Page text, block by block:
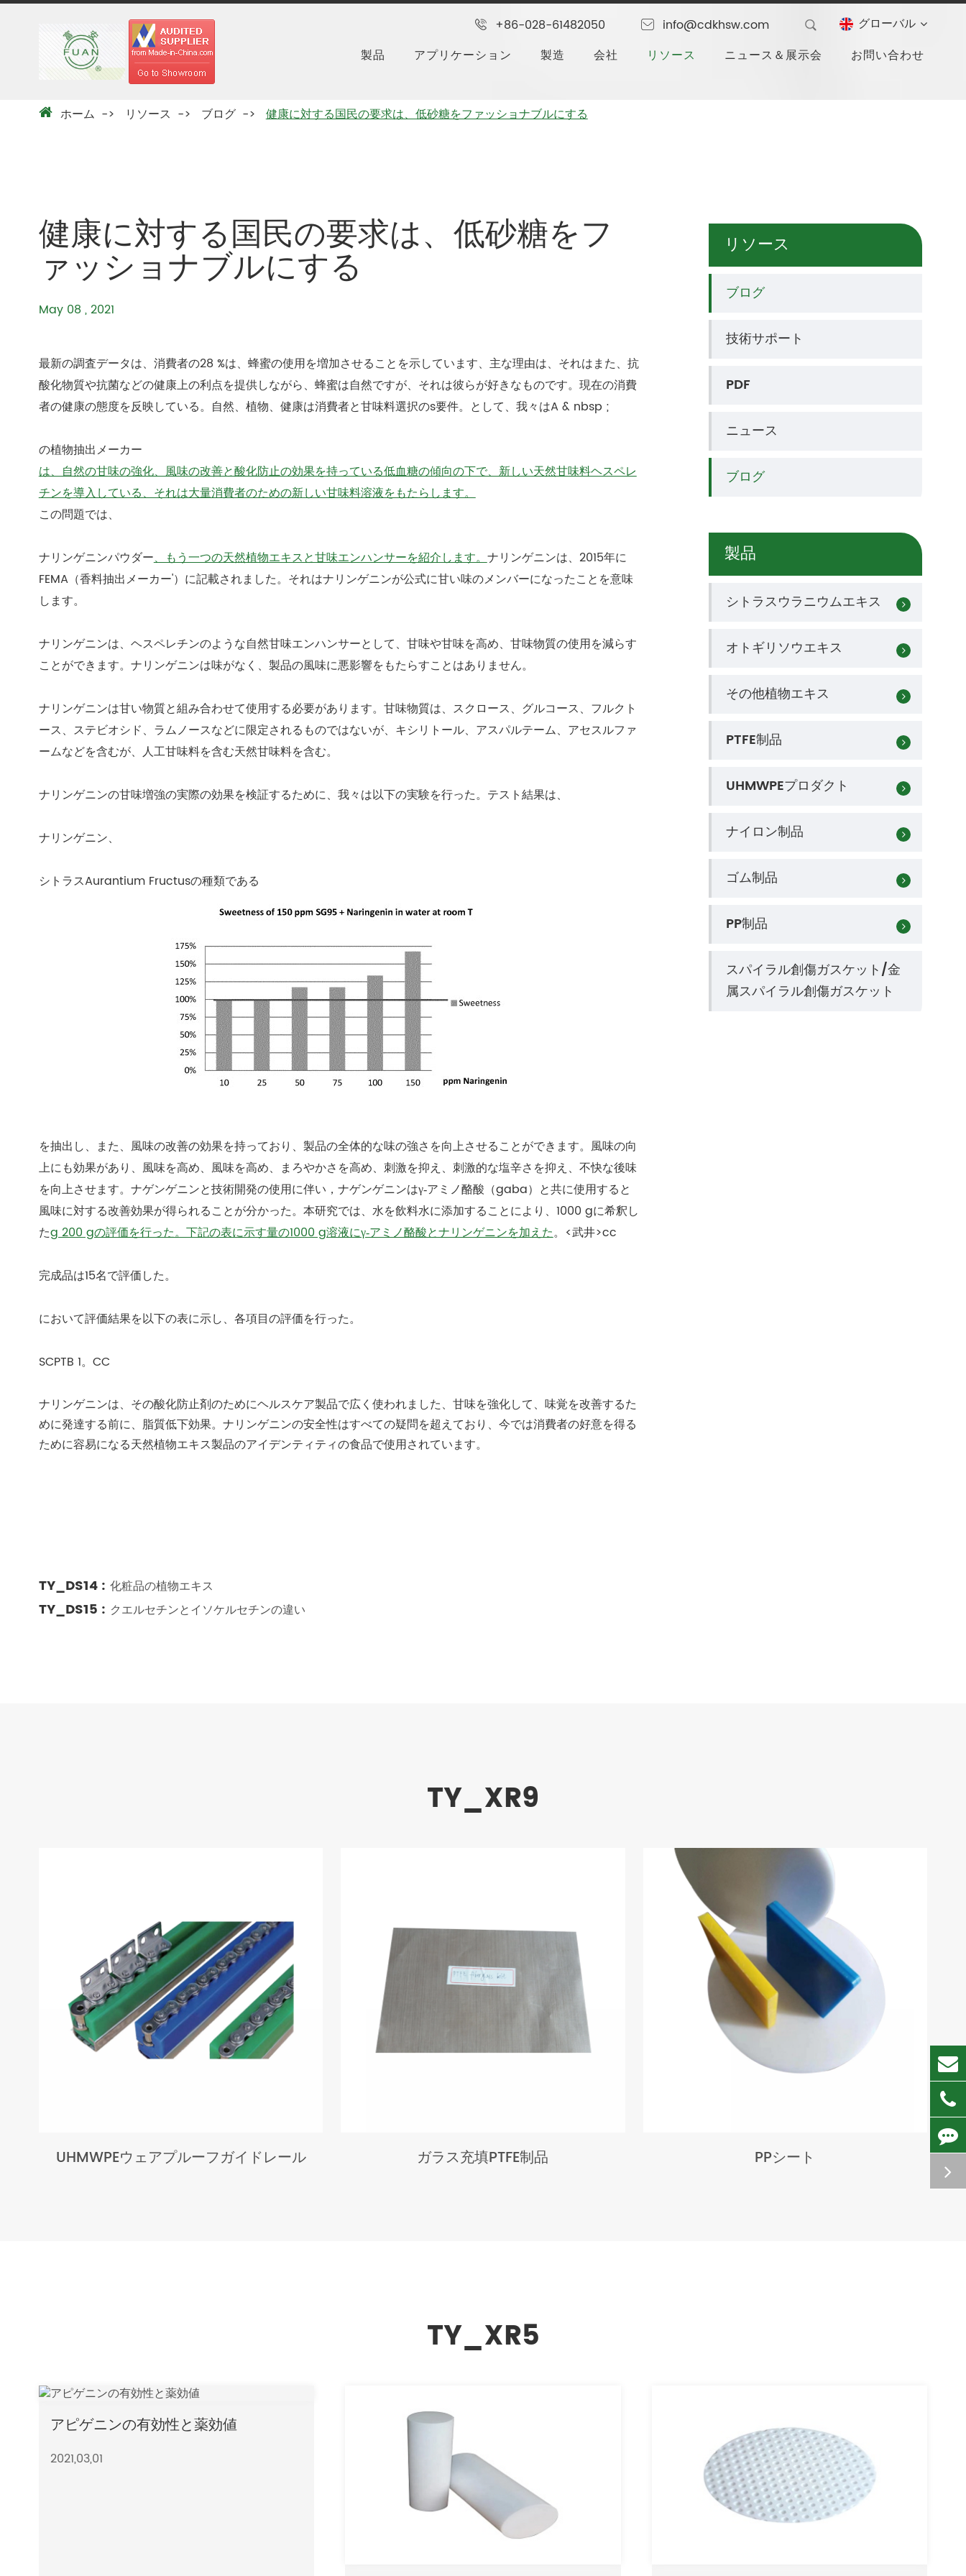
+86-028-61482050 info@cdkhsw.com
グローバル
製品
アプリケーション 製造 会社 リソース ニュース＆展示会 お問い合わせ
ホーム リソース ブログ 健康に対する国民の要求は、低砂糖をファッショナブルにする
健康に対する国民の要求は、低砂糖をフ
ァッショナブルにする
May 08 , 2021
最新の調査データは、消費者の28 %は、蜂蜜の使用を増加させることを示しています、主な理由は、それはまた、抗
酸化物質や抗菌などの健康上の利点を提供しながら、蜂蜜は自然ですが、それは彼らが好きなものです。現在の消費
者の健康の態度を反映している。自然、植物、健康は消費者と甘味料選択のs要件。として、我々はA & nbsp ;
の植物抽出メーカー
は、自然の甘味の強化、風味の改善と酸化防止の効果を持っている低血糖の傾向の下で、新しい天然甘味料ヘスペレ
チンを導入している、それは大量消費者のための新しい甘味料溶液をもたらします。
この問題では、
ナリンゲニンパウダー、もう一つの天然植物エキスと甘味エンハンサーを紹介します。ナリンゲニンは、2015年に
FEMA（香料抽出メーカー'）に記載されました。それはナリンゲニンが公式に甘い味のメンバーになったことを意味
します。
ナリンゲニンは、ヘスペレチンのような自然甘味エンハンサーとして、甘味や甘味を高め、甘味物質の使用を減らす
ことができます。ナリンゲニンは味がなく、製品の風味に悪影響をもたらすことはありません。
ナリンゲニンは甘い物質と組み合わせて使用する必要があります。甘味物質は、スクロース、グルコース、フルクト
ース、ステビオシド、ラムノースなどに限定されるものではないが、キシリトール、アスパルテーム、アセスルファ
ームなどを含むが、人工甘味料を含む天然甘味料を含む。
ナリンゲニンの甘味増強の実際の効果を検証するために、我々は以下の実験を行った。テスト結果は、
ナリンゲニン、
シトラスAurantium Fructusの種類である
を抽出し、また、風味の改善の効果を持っており、製品の全体的な味の強さを向上させることができます。風味の向
上にも効果があり、風味を高め、風味を高め、まろやかさを高め、刺激を抑え、刺激的な塩辛さを抑え、不快な後味
を向上させます。ナゲンゲニンと技術開発の使用に伴い，ナゲンゲニンはγ‐アミノ酪酸（gaba）と共に使用すると
風味に対する改善効果が得られることが分かった。本研究では、水を飲料水に添加することにより、1000 gに希釈し
たg 200 gの評価を行った。下記の表に示す量の1000 g溶液にγ‐アミノ酪酸とナリンゲニンを加えた。<武井>cc
完成品は15名で評価した。
において評価結果を以下の表に示し、各項目の評価を行った。
SCPTB 1。CC
ナリンゲニンは、その酸化防止剤のためにヘルスケア製品で広く使われました、甘味を強化して、味覚を改善するた
めに発達する前に、脂質低下効果。ナリンゲニンの安全性はすべての疑問を超えており、今では消費者の好意を得る
ために容易になる天然植物エキス製品のアイデンティティの食品で使用されています。
TY_DS14 : 化粧品の植物エキス
TY_DS15 : クエルセチンとイソケルセチンの違い
リソース
ブログ
技術サポート
PDF
ニュース
ブログ
製品
シトラスウラニウムエキス
オトギリソウエキス
その他植物エキス
PTFE制品
UHMWPEプロダクト
ナイロン制品
ゴム制品
PP制品
スパイラル創傷ガスケット/金
属スパイラル創傷ガスケット
TY_XR9
UHMWPEウェアプルーフガイドレール ガラス充填PTFE制品 PPシート
TY_XR5
アピゲニンの有効性と薬効値
2021,03,01